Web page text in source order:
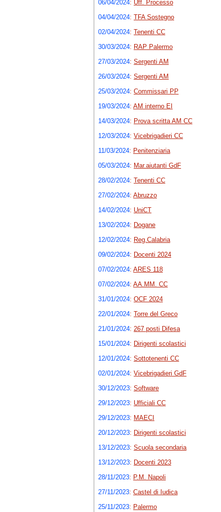
06/04/2024: Uff. Processo
04/04/2024: TFA Sostegno
02/04/2024: Tenenti CC
30/03/2024: RAP Palermo
27/03/2024: Sergenti AM
26/03/2024: Sergenti AM
25/03/2024: Commissari PP
19/03/2024: AM interno EI
14/03/2024: Prova scritta AM CC
12/03/2024: Vicebrigadieri CC
11/03/2024: Penitenziaria
05/03/2024: Mar.aiutanti GdF
28/02/2024: Tenenti CC
27/02/2024: Abruzzo
14/02/2024: UniCT
13/02/2024: Dogane
12/02/2024: Reg.Calabria
09/02/2024: Docenti 2024
07/02/2024: ARES 118
07/02/2024: AA.MM. CC
31/01/2024: OCF 2024
22/01/2024: Torre del Greco
21/01/2024: 267 posti Difesa
15/01/2024: Dirigenti scolastici
12/01/2024: Sottotenenti CC
02/01/2024: Vicebrigadieri GdF
30/12/2023: Software
29/12/2023: Ufficiali CC
29/12/2023: MAECI
20/12/2023: Dirigenti scolastici
13/12/2023: Scuola secondaria
13/12/2023: Docenti 2023
28/11/2023: P.M. Napoli
27/11/2023: Castel di Iudica
25/11/2023: Palermo